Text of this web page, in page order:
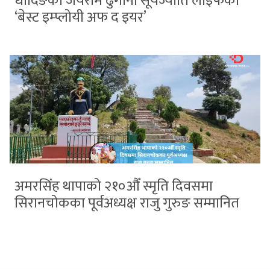
‘बेस्ट इम्प्लोयी अफ द इयर’
अमरसिंह थापाको २१०औँ स्मृति दिवसमा
सिरानचोकका पूर्वअध्यक्ष राजु गुरुङ सम्मानित